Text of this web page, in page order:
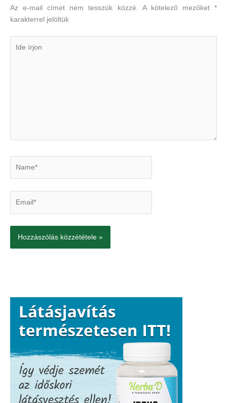
Az e-mail címet nem tesszük közzé. A kötelező mezőket*
karakterrel jelöltük